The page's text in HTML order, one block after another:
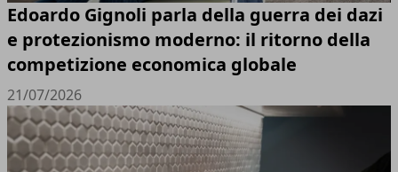
Edoardo Gignoli parla della guerra dei dazi
e protezionismo moderno: il ritorno della
competizione economica globale
21/07/2026